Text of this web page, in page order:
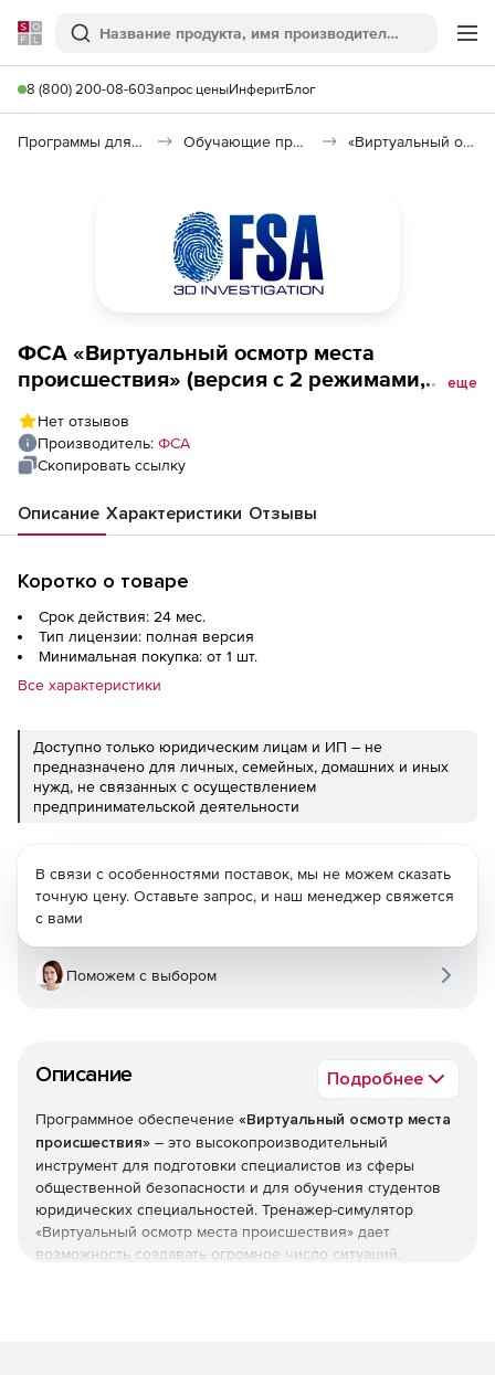
Softline
Поиск
8 (800) 200-08-60Запрос ценыИнферитБлог
Программы для образования и науки Обучающие программы «Виртуальный осмотр места происшествия»
ФСА «Виртуальный осмотр места
происшествия» (версия с 2 режимами,
еще
Нет отзывов
Производитель: ФСА
Скопировать ссылку
Описание Характеристики Отзывы
Коротко о товаре
Срок действия: 24 мес.
Тип лицензии: полная версия
Минимальная покупка: от 1 шт.
Все характеристики
Доступно только юридическим лицам и ИП – не
предназначено для личных, семейных, домашних и иных
нужд, не связанных с осуществлением
предпринимательской деятельности
Описание Подробнее
Программное обеспечение «Виртуальный осмотр места
происшествия» – это высокопроизводительный
инструмент для подготовки специалистов из сферы
общественной безопасности и для обучения студентов
юридических специальностей. Тренажер-симулятор
«Виртуальный осмотр места происшествия» дает
возможность создавать огромное число ситуаций,
В связи с особенностями поставок, мы не можем сказать
точную цену. Оставьте запрос, и наш менеджер свяжется
с вами
Поможем с выбором